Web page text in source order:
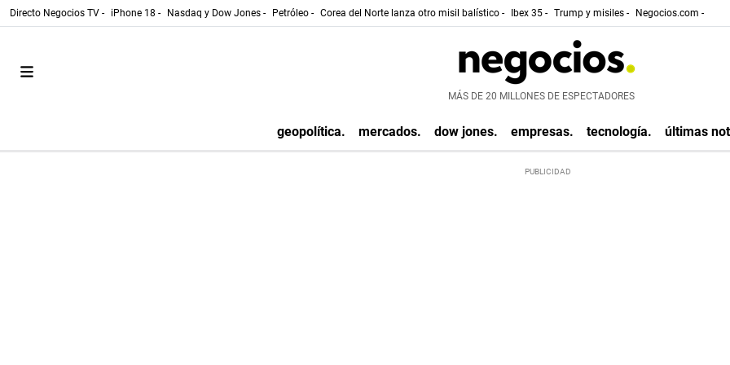
Directo Negocios TV - iPhone 18 - Nasdaq y Dow Jones - Petróleo - Corea del Norte lanza otro misil balístico - Ibex 35 - Trump y misiles - Negocios.com -
MÁS DE 20 MILLONES DE ESPECTADORES
geopolítica. mercados. dow jones. empresas. tecnología. últimas